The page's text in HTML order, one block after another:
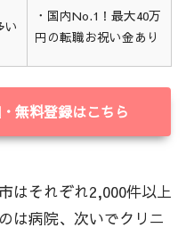
い
・国内No.1！最大40万
円の転職お祝い金あり
無料登録はこちら
はそれぞれ2,000件以上
は病院、次いでクリニ